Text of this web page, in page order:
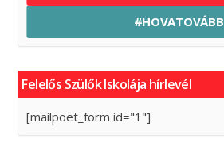
#HOVATOVÁBB
Felelős Szülők Iskolája hírlevél
[mailpoet_form id="1"]